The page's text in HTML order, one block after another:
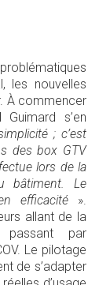
les nouvelles
À commencer
s’en
; c’est
des box GTV
lors de la
bâtiment. Le
efficacité ».
allant de la
par
Le pilotage
de s’adapter